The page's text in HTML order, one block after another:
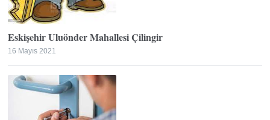
Eskişehir Uluönder Mahallesi Çilingir
16 Mayıs 2021